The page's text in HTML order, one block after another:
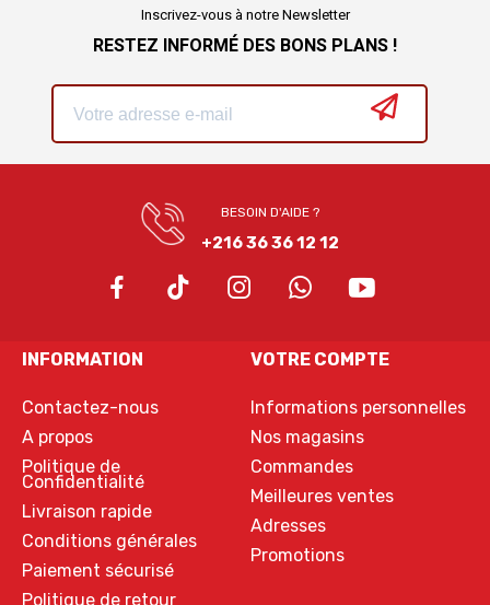
Inscrivez-vous à notre Newsletter
RESTEZ INFORMÉ DES BONS PLANS !
BESOIN D'AIDE ?
+216 36 36 12 12
INFORMATION
Contactez-nous
A propos
Politique de
Confidentialité
Livraison rapide
Conditions générales
Paiement sécurisé
Politique de retour
VOTRE COMPTE
Informations personnelles
Nos magasins
Commandes
Meilleures ventes
Adresses
Promotions